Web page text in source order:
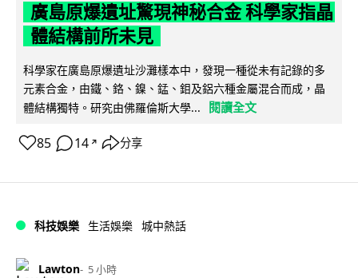
廣島原爆遺址驚現神秘合金 科學家指晶
體結構前所未見
科學家在廣島原爆遺址沙灘樣本中，發現一種從未有記錄的多
元素合金，由鐵、鉻、鎳、錳、鉬及鋁六種金屬混合而成，晶
體結構獨特。研究由佛羅倫斯大學...
閱讀全文
85 14 ↗ 分享
科技娛樂 生活娛樂 城中熱話
Lawton 5 小時